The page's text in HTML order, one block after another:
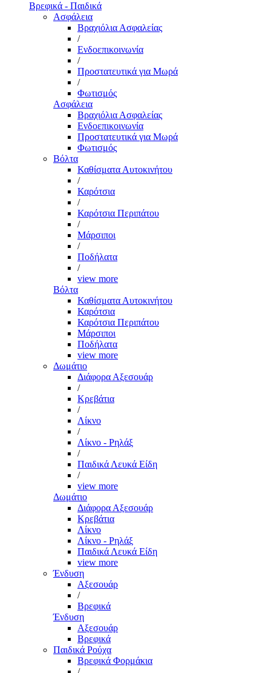
Βρεφικά - Παιδικά
Ασφάλεια
Βραχιόλια Ασφαλείας
/
Ενδοεπικοινωνία
/
Προστατευτικά για Μωρά
/
Φωτισμός
Ασφάλεια
Βραχιόλια Ασφαλείας
Ενδοεπικοινωνία
Προστατευτικά για Μωρά
Φωτισμός
Βόλτα
Καθίσματα Αυτοκινήτου
/
Καρότσια
/
Καρότσια Περιπάτου
/
Μάρσιποι
/
Ποδήλατα
/
view more
Βόλτα
Καθίσματα Αυτοκινήτου
Καρότσια
Καρότσια Περιπάτου
Μάρσιποι
Ποδήλατα
view more
Δωμάτιο
Διάφορα Αξεσουάρ
/
Κρεβάτια
/
Λίκνο
/
Λίκνο - Ρηλάξ
/
Παιδικά Λευκά Είδη
/
view more
Δωμάτιο
Διάφορα Αξεσουάρ
Κρεβάτια
Λίκνο
Λίκνο - Ρηλάξ
Παιδικά Λευκά Είδη
view more
Ένδυση
Αξεσουάρ
/
Βρεφικά
Ένδυση
Αξεσουάρ
Βρεφικά
Παιδικά Ρούχα
Βρεφικά Φορμάκια